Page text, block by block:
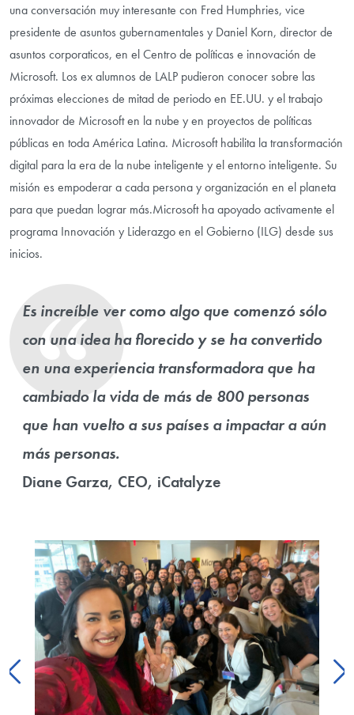
una conversación muy interesante con Fred Humphries, vice
presidente de asuntos gubernamentales y Daniel Korn, director de
asuntos corporaticos, en el Centro de políticas e innovación de
Microsoft. Los ex alumnos de LALP pudieron conocer sobre las
próximas elecciones de mitad de periodo en EE.UU. y el trabajo
innovador de Microsoft en la nube y en proyectos de políticas
públicas en toda América Latina. Microsoft habilita la transformación
digital para la era de la nube inteligente y el entorno inteligente. Su
misión es empoderar a cada persona y organización en el planeta
para que puedan lograr más.Microsoft ha apoyado activamente el
programa Innovación y Liderazgo en el Gobierno (ILG) desde sus
inicios.
Es increíble ver como algo que comenzó sólo
con una idea ha florecido y se ha convertido
en una experiencia transformadora que ha
cambiado la vida de más de 800 personas
que han vuelto a sus países a impactar a aún
más personas.
Diane Garza, CEO, iCatalyze